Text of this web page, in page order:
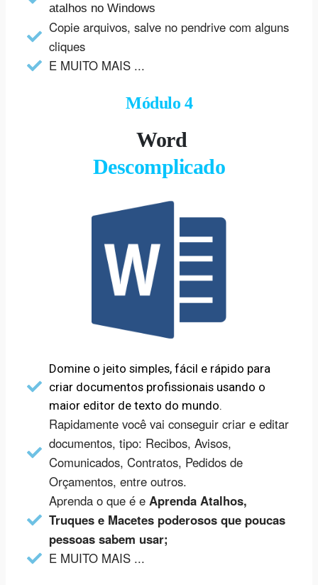
atalhos no Windows
Copie arquivos, salve no pendrive com alguns
cliques
E MUITO MAIS ...
Módulo 4
Word
Descomplicado
Domine o jeito simples, fácil e rápido para
criar documentos profissionais usando o
maior editor de texto do mundo.
Rapidamente você vai conseguir criar e editar
documentos, tipo: Recibos, Avisos,
Comunicados, Contratos, Pedidos de
Orçamentos, entre outros.
Aprenda o que é e Aprenda Atalhos,
Truques e Macetes poderosos que poucas
pessoas sabem usar;
E MUITO MAIS ...